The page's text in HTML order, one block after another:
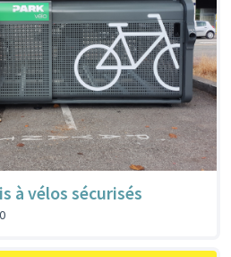
à vélos sécurisés
0